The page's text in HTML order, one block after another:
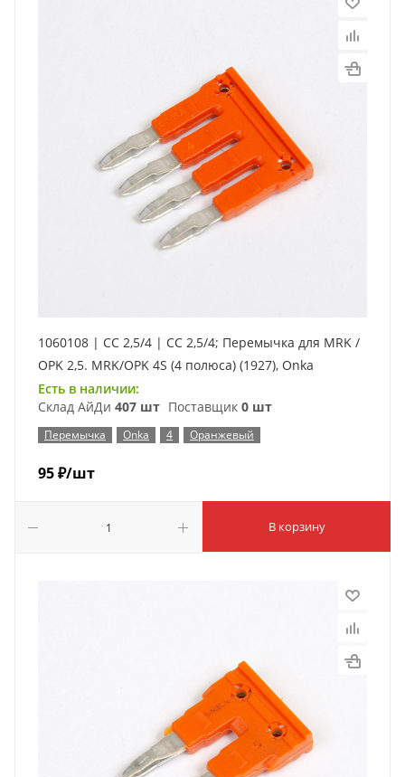
1060108 | CC 2,5/4 | CC 2,5/4; Перемычка для MRK /
OPK 2,5. MRK/OPK 4S (4 полюса) (1927), Onka
Есть в наличии:
Склад АйДи 407 шт Поставщик 0 шт
Перемычка Onka 4 Оранжевый
95₽/шт
В корзину